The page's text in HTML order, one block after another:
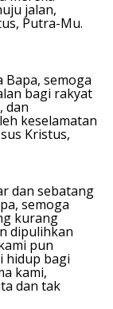
jalan,
Putra-Mu.
Bapa, semoga
bagi rakyat
dan
keselamatan
Kristus,
dan sebatang
semoga
kurang
dipulihkan
pun
hidup bagi
kami,
dan tak